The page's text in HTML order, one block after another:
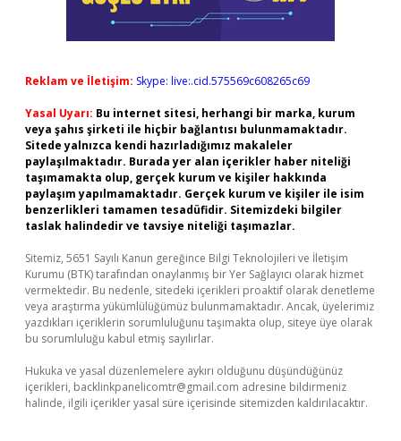
Reklam ve İletişim: Skype: live:.cid.575569c608265c69
Yasal Uyarı: Bu internet sitesi, herhangi bir marka, kurum
veya şahıs şirketi ile hiçbir bağlantısı bulunmamaktadır.
Sitede yalnızca kendi hazırladığımız makaleler
paylaşılmaktadır. Burada yer alan içerikler haber niteliği
taşımamakta olup, gerçek kurum ve kişiler hakkında
paylaşım yapılmamaktadır. Gerçek kurum ve kişiler ile isim
benzerlikleri tamamen tesadüfidir. Sitemizdeki bilgiler
taslak halindedir ve tavsiye niteliği taşımazlar.
Sitemiz, 5651 Sayılı Kanun gereğince Bilgi Teknolojileri ve İletişim
Kurumu (BTK) tarafından onaylanmış bir Yer Sağlayıcı olarak hizmet
vermektedir. Bu nedenle, sitedeki içerikleri proaktif olarak denetleme
veya araştırma yükümlülüğümüz bulunmamaktadır. Ancak, üyelerimiz
yazdıkları içeriklerin sorumluluğunu taşımakta olup, siteye üye olarak
bu sorumluluğu kabul etmiş sayılırlar.
Hukuka ve yasal düzenlemelere aykırı olduğunu düşündüğünüz
içerikleri, backlinkpanelicomtr@gmail.com adresine bildirmeniz
halinde, ilgili içerikler yasal süre içerisinde sitemizden kaldırılacaktır.